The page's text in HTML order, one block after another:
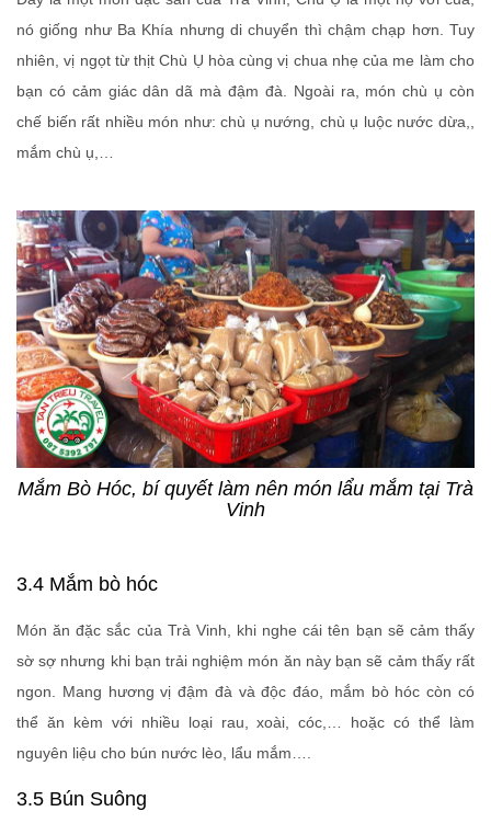
nó giống như Ba Khía nhưng di chuyển thì chậm chạp hơn. Tuy
nhiên, vị ngọt từ thịt Chù Ụ hòa cùng vị chua nhẹ của me làm cho
bạn có cảm giác dân dã mà đậm đà. Ngoài ra, món chù ụ còn
chế biến rất nhiều món như: chù ụ nướng, chù ụ luộc nước dừa,,
mắm chù ụ,…
Mắm Bò Hóc, bí quyết làm nên món lẩu mắm tại Trà
Vinh
3.4 Mắm bò hóc
Món ăn đặc sắc của Trà Vinh, khi nghe cái tên bạn sẽ cảm thấy
sờ sợ nhưng khi bạn trải nghiệm món ăn này bạn sẽ cảm thấy rất
ngon. Mang hương vị đậm đà và độc đáo, mắm bò hóc còn có
thể ăn kèm với nhiều loại rau, xoài, cóc,… hoặc có thể làm
nguyên liệu cho bún nước lèo, lẩu mắm….
3.5 Bún Suông